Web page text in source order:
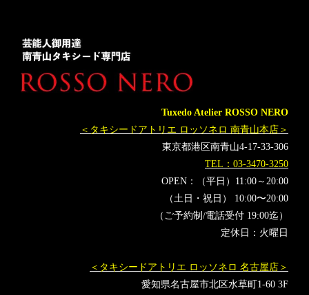
新郎衣装 レンタルタキシード東京
レンタルタキシード名古屋
タキシードちゃんねる リゾートウェディング
Tuxedo Atelier ROSSO NERO
＜タキシードアトリエ ロッソネロ 南青山本店＞
東京都港区南青山4-17-33-306
TEL：03-3470-3250
OPEN：（平日）11:00～20:00
（土日・祝日） 10:00〜20:00
（ご予約制/電話受付 19:00迄）
定休日：火曜日
＜タキシードアトリエ ロッソネロ 名古屋店＞
愛知県名古屋市北区水草町1-60 3F